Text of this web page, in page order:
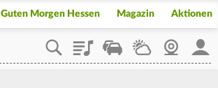
Guten Morgen Hessen Magazin Aktionen
PlaylistStaupilotWetterWebcam